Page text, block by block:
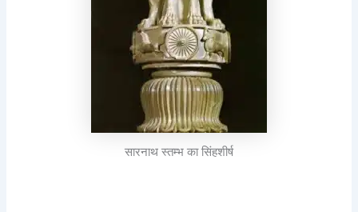
सारनाथ स्तम्भ का सिंहशीर्ष